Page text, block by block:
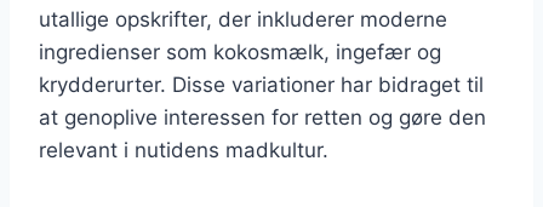
utallige opskrifter, der inkluderer moderne
ingredienser som kokosmælk, ingefær og
krydderurter. Disse variationer har bidraget til
at genoplive interessen for retten og gøre den
relevant i nutidens madkultur.